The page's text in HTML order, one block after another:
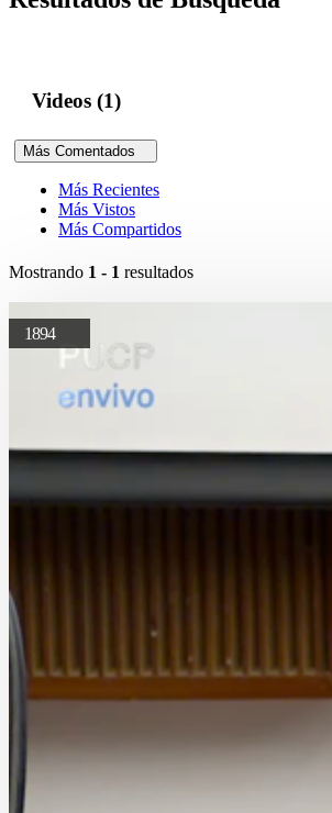
Videos (1)
Más Comentados
Más Recientes
Más Vistos
Más Compartidos
Mostrando 1 - 1 resultados
1894